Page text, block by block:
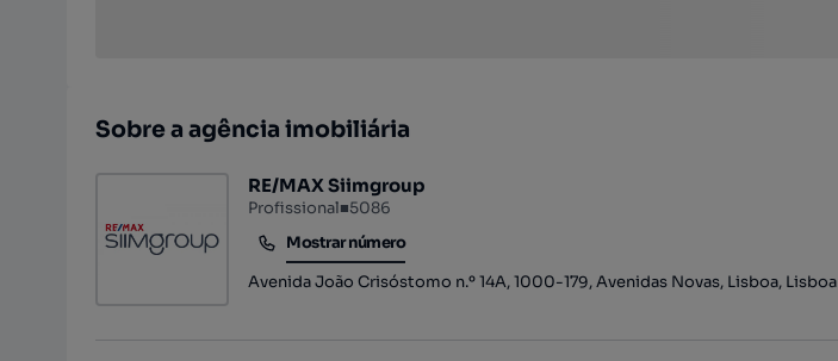
Sobre a agência imobiliária
RE/MAX Siimgroup
Profissional■5086
Mostrar número
Mostrar número
Avenida João Crisóstomo n.º 14A, 1000-179, Avenidas Novas, Lisboa, Lisboa